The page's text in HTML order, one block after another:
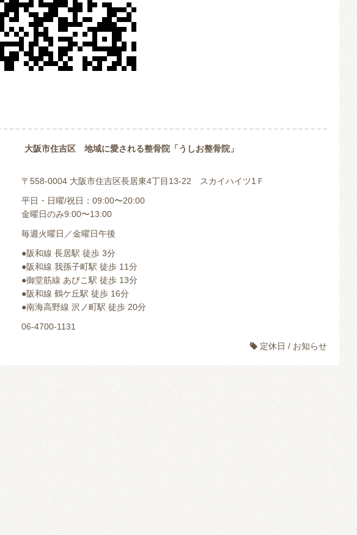
大阪市住吉区 地域に愛される整骨院「うしお整骨院」
〒558-0004 大阪市住吉区長居東4丁目13-22 スカイハイツ1Ｆ
平日・日曜/祝日：09:00〜20:00
金曜日のみ9:00〜13:00
毎週火曜日／金曜日午後
●阪和線 長居駅 徒歩 3分
●阪和線 我孫子町駅 徒歩 11分
●御堂筋線 あびこ駅 徒歩 13分
●阪和線 鶴ケ丘駅 徒歩 16分
●南海高野線 沢ノ町駅 徒歩 20分
06-4700-1131
 定休日 / お知らせ